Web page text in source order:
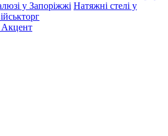
у Запоріжжі Натяжні стелі у